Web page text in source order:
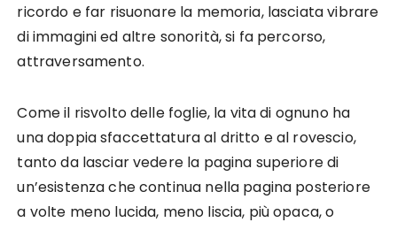
ricordo e far risuonare la memoria, lasciata vibrare
di immagini ed altre sonorità, si fa percorso,
attraversamento.
Come il risvolto delle foglie, la vita di ognuno ha
una doppia sfaccettatura al dritto e al rovescio,
tanto da lasciar vedere la pagina superiore di
un’esistenza che continua nella pagina posteriore
a volte meno lucida, meno liscia, più opaca, o